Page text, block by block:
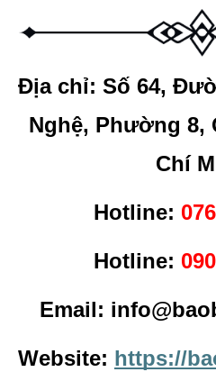
Địa chỉ: Số 64,
Nghệ, Phường 8,
Chí
Hotline:
Hotline:
Email:
Website: https://